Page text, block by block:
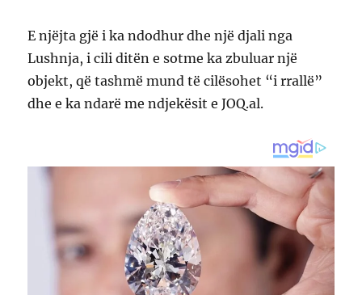
E njëjta gjë i ka ndodhur dhe një djali nga
Lushnja, i cili ditën e sotme ka zbuluar një
objekt, që tashmë mund të cilësohet “i rrallë”
dhe e ka ndarë me ndjekësit e JOQ.al.